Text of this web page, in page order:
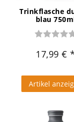
Trinkflasche
blau
17,99 €
Artikel